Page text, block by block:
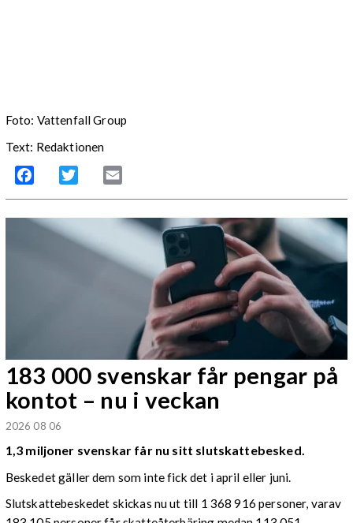
Foto: Vattenfall Group
Text: Redaktionen
Facebook Twitter
183 000 svenskar får pengar på
kontot – nu i veckan
2026 08 06
1,3 miljoner svenskar får nu sitt slutskattebesked.
Beskedet gäller dem som inte fick det i april eller juni.
Slutskattebeskedet skickas nu ut till 1 368 916 personer, varav